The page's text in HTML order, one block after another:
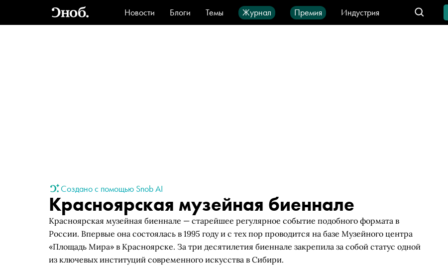
Новости Блоги Темы Журнал Премия
Индустрия
Стиль
Видео Город IT-продукты
Создано с помощью Snob AI
Красноярская музейная биеннале
Красноярская музейная биеннале — старейшее регулярное событие подобного формата в
России. Впервые она состоялась в 1995 году и с тех пор проводится на базе Музейного центра
«Площадь Мира» в Красноярске. За три десятилетия биеннале закрепила за собой статус одной
из ключевых институций современного искусства в Сибири.